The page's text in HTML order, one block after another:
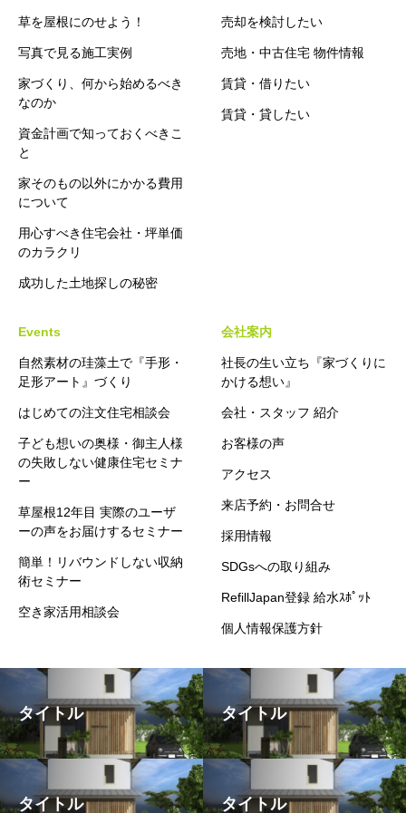
草を屋根にのせよう！
写真で見る施工実例
家づくり、何から始めるべき
なのか
資金計画で知っておくべきこ
と
家そのもの以外にかかる費用
について
用心すべき住宅会社・坪単価
のカラクリ
成功した土地探しの秘密
売却を検討したい
売地・中古住宅 物件情報
賃貸・借りたい
賃貸・貸したい
Events
自然素材の珪藻土で『手形・
足形アート』づくり
はじめての注文住宅相談会
子ども想いの奥様・御主人様
の失敗しない健康住宅セミナ
ー
草屋根12年目 実際のユーザ
ーの声をお届けするセミナー
簡単！リバウンドしない収納
術セミナー
空き家活用相談会
会社案内
社長の生い立ち『家づくりに
かける想い』
会社・スタッフ 紹介
お客様の声
アクセス
来店予約・お問合せ
採用情報
SDGsへの取り組み
RefillJapan登録 給水ｽﾎﾟｯﾄ
個人情報保護方針
タイトル タイトル
タイトル タイトル